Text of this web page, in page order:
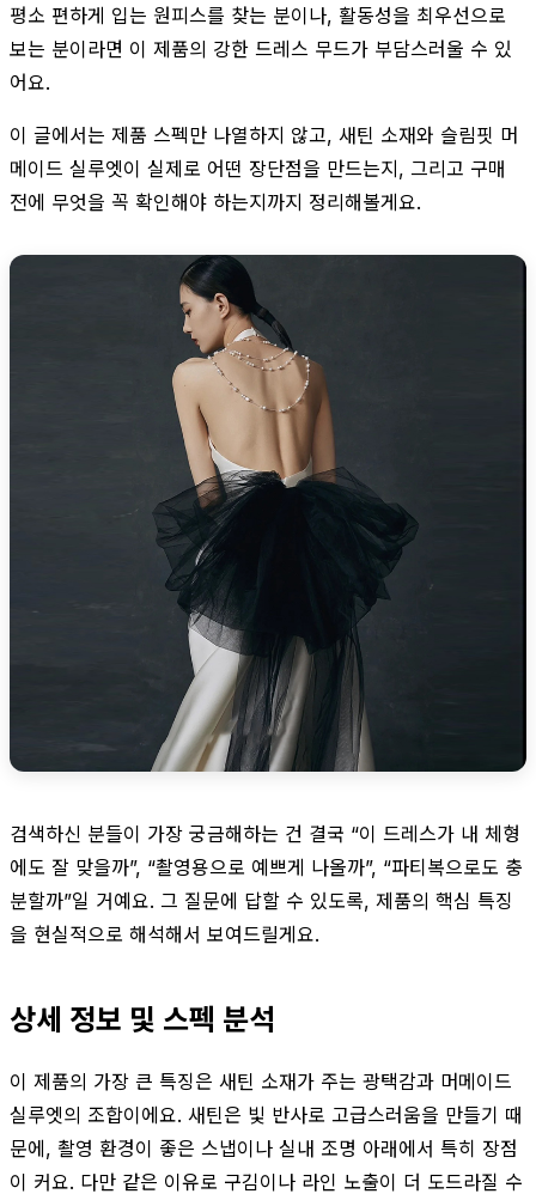
평소 편하게 입는 원피스를 찾는 분이나, 활동성을 최우선으로
보는 분이라면 이 제품의 강한 드레스 무드가 부담스러울 수 있
어요.
이 글에서는 제품 스펙만 나열하지 않고, 새틴 소재와 슬림핏 머
메이드 실루엣이 실제로 어떤 장단점을 만드는지, 그리고 구매
전에 무엇을 꼭 확인해야 하는지까지 정리해볼게요.
검색하신 분들이 가장 궁금해하는 건 결국 “이 드레스가 내 체형
에도 잘 맞을까”, “촬영용으로 예쁘게 나올까”, “파티복으로도 충
분할까”일 거예요. 그 질문에 답할 수 있도록, 제품의 핵심 특징
을 현실적으로 해석해서 보여드릴게요.
상세 정보 및 스펙 분석
이 제품의 가장 큰 특징은 새틴 소재가 주는 광택감과 머메이드
실루엣의 조합이에요. 새틴은 빛 반사로 고급스러움을 만들기 때
문에, 촬영 환경이 좋은 스냅이나 실내 조명 아래에서 특히 장점
이 커요. 다만 같은 이유로 구김이나 라인 노출이 더 도드라질 수